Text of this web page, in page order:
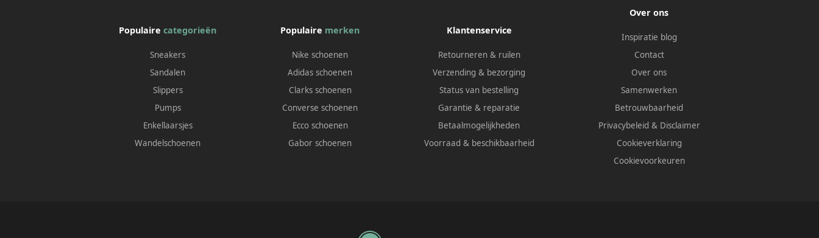
Populairecategorieën
Sneakers
Sandalen
Slippers
Pumps
Enkellaarsjes
Wandelschoenen
Populaire merken
Nike schoenen
Adidas schoenen
Clarks schoenen
Converse schoenen
Ecco schoenen
Gabor schoenen
Klantenservice
Retourneren & ruilen
Verzending & bezorging
Status van bestelling
Garantie & reparatie
Betaalmogelijkheden
Voorraad & beschikbaarheid
Over ons
Inspiratie blog
Contact
Over ons
Samenwerken
Betrouwbaarheid
Privacybeleid & Disclaimer
Cookieverklaring
Cookievoorkeuren